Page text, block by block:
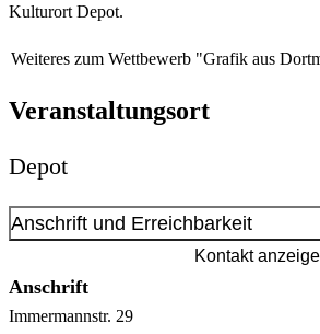
Kulturort Depot.
Weiteres zum Wettbewerb "Grafik aus
Veranstaltungsort
Depot
Anschrift und Erreichbarkeit
Kontakt
Anschrift
Immermannstr. 29